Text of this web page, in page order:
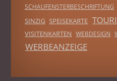
SCHAUFENSTERBESCHRIFTUNG
SINZIG SPEISEKARTE
VISITENKARTEN WEBDESIGN
WERBEANZEIGE